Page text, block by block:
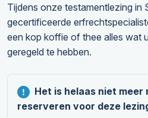
Tijdens onze testamentlezing in
gecertificeerde
een kop koffie of thee alles wat
geregeld te hebben.
Het is helaas niet
reserveren voor deze